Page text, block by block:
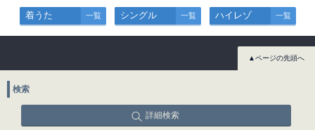
着うた 一覧 シングル 一覧 ハイレゾ 一覧
▲ページの先頭へ
検索
詳細検索